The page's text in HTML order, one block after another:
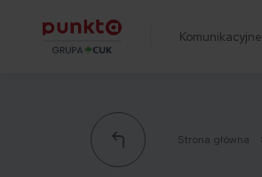
Komunikacyjne
Strona główna